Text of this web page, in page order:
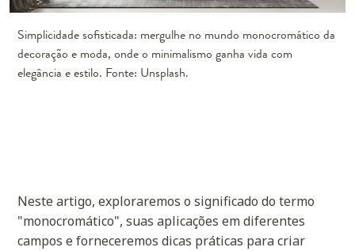
Simplicidade sofisticada: mergulhe no mundo monocromático da
decoração e moda, onde o minimalismo ganha vida com
elegância e estilo. Fonte: Unsplash.
Neste artigo, exploraremos o significado do termo
"monocromático", suas aplicações em diferentes
campos e forneceremos dicas práticas para criar